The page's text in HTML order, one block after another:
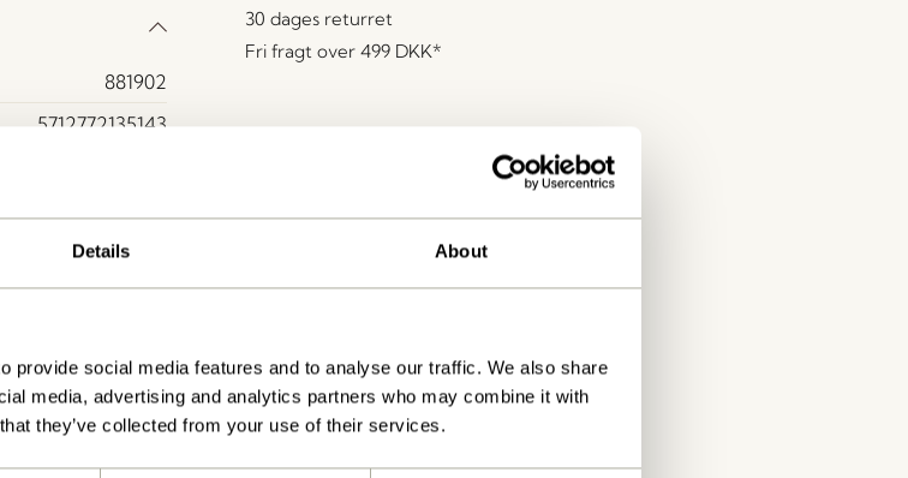
Details About
provide social media features and to analyse our traffic. We also share
media, advertising and analytics partners who may combine it with
they’ve collected from your use of their services.
881902
5712772135143
Natur
100x28xh44cm
5
30
30 dages returret
Fri fragt over 499 DKK*